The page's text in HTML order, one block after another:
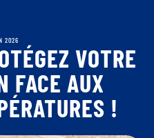
2026
VOTRE
FACE AUX
!